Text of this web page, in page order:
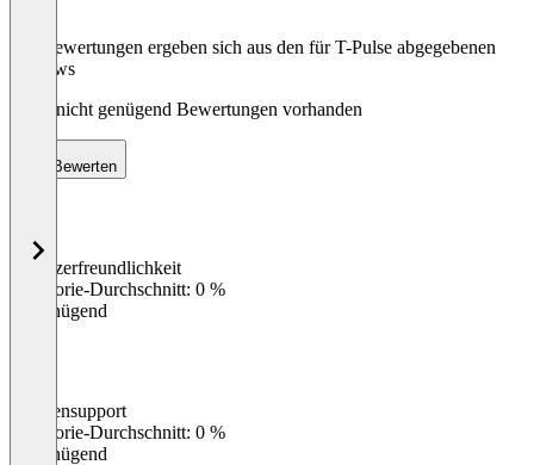
Die Bewertungen ergeben sich aus den für T-Pulse abgegebenen
Reviews
Noch nicht genügend Bewertungen vorhanden
Bewerten
Benutzerfreundlichkeit
Kategorie-Durchschnitt: 0 %
Ungenügend
Kundensupport
Kategorie-Durchschnitt: 0 %
Ungenügend